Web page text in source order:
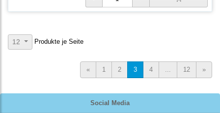
Social Media
12 Produkte je Seite
« 1 2 3 4 ... 12 »